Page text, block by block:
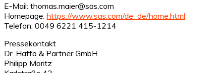
E-Mail: thomas.maier@sas.com
Homepage: https://www.sas.com/de_de/home.html
Telefon: 0049 6221 415-1214
Pressekontakt
Dr. Haffa & Partner GmbH
Philipp Moritz